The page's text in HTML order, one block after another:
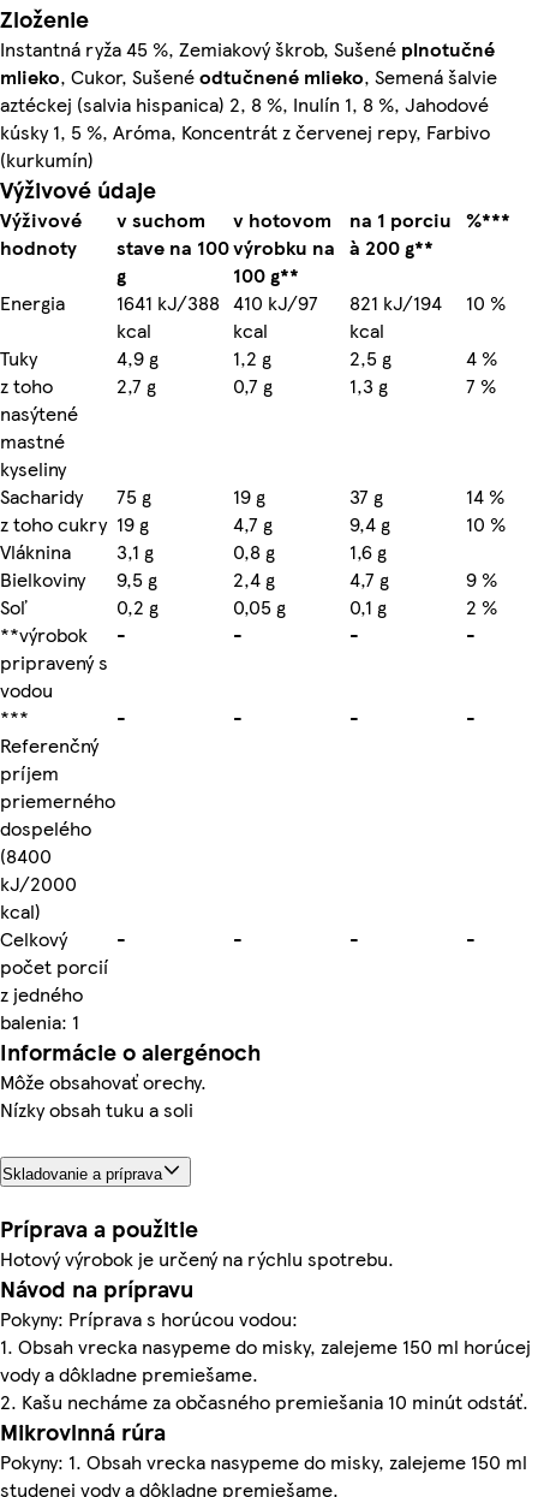
Zloženie
Instantná ryža 45 %, Zemiakový škrob, Sušené plnotučné
mlieko, Cukor, Sušenéodtučnené mlieko, Semená šalvie
aztéckej (salvia hispanica) 2, 8 %, Inulín 1, 8 %, Jahodové
kúsky 1, 5 %, Aróma, Koncentrát z červenej repy, Farbivo
(kurkumín)
Výživové údaje
Výživové
hodnoty
v suchom
stave na 100
g
v hotovom
výrobku na
100 g**
na 1 porciu
à 200 g**
%***
Energia
1641 kJ/388
kcal
410 kJ/97
kcal
821 kJ/194
kcal
10 %
Tuky
4,9 g 1,2 g 2,5 g
4 %
z toho
nasýtené
mastné
kyseliny
2,7 g 0,7 g 1,3 g 7 %
Sacharidy 75 g 19 g 37 g
14 %
z toho cukry 19 g 4,7 g 9,4 g
10 %
Vláknina
3,1 g 0,8 g
1,6 g
Bielkoviny
9,5 g 2,4 g 4,7 g
9 %
Soľ
0,2 g 0,05 g 0,1 g
2 %
**výrobok
pripravený s
vodou
- - - -
***
Referenčný
príjem
priemerného
dospelého
(8400
kJ/2000
kcal)
- - - -
Celkový
počet porcií
z jedného
balenia: 1
- - - -
Informácie o alergénoch
Môže obsahovať orechy.
Nízky obsah tuku a soli
Skladovanie a príprava
Príprava a použitie
Hotový výrobok je určený na rýchlu spotrebu.
Návod na prípravu
Pokyny: Príprava s horúcou vodou:
1. Obsah vrecka nasypeme do misky, zalejeme 150 ml horúcej
vody a dôkladne premiešame.
2. Kašu necháme za občasného premiešania 10 minút odstáť.
Mikrovlnná rúra
Pokyny: 1. Obsah vrecka nasypeme do misky, zalejeme 150 ml
studenej vody a dôkladne premiešame.